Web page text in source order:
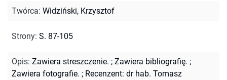
Twórca: Widziński, Krzysztof
Strony: S. 87-105
Opis: Zawiera streszczenie. ; Zawiera bibliografię. ;
Zawiera fotografie. ; Recenzent: dr hab. Tomasz